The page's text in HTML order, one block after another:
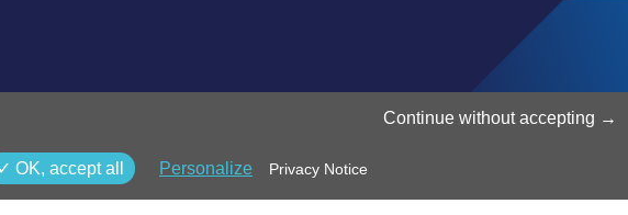
© 2025 Luxinnovation
Continue without accepting
OK, accept all Personalize Privacy Notice